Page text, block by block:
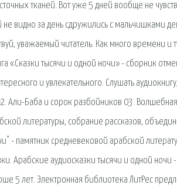
тканей. Вот уже 5 дней вообще не
видно за день сдружились с мальчишками
уважаемый читатель. Как много времени
«Сказки тысячи и одной ночи» - сборник
и увлекательного. Слушать
Али-Баба и сорок разбойников 03.
литературы, собрание рассказов,
- памятник средневековой арабской
Арабские аудиосказки тысячи и одной
5 лет. Электронная библиотека ЛитРес